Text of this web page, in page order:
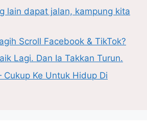
lain dapat jalan, kampung kita
Scroll Facebook & TikTok?
Lagi. Dan Ia Takkan Turun.
Ke Untuk Hidup Di